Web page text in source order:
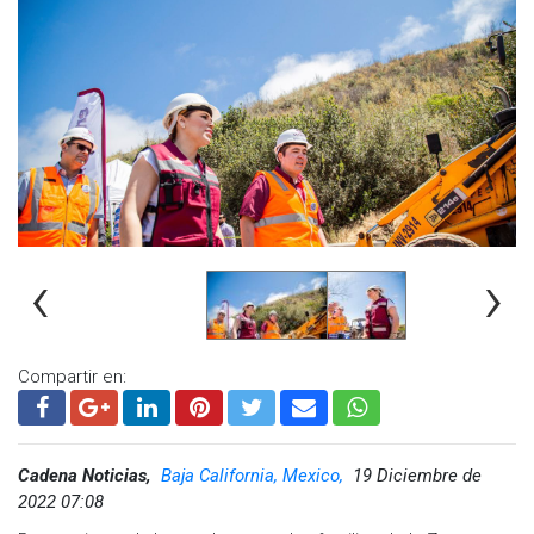
‹ ›
Compartir en:
Cadena Noticias, Baja California, Mexico,
19 Diciembre de
2022 07:08